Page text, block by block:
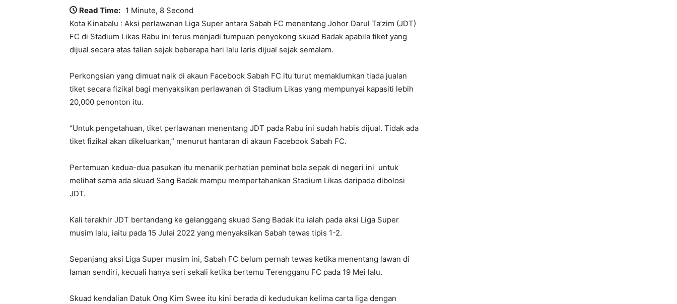
Read Time: 1 Minute, 8 Second
Kota Kinabalu : Aksi perlawanan Liga Super antara Sabah FC menentang Johor Darul Ta’zim (JDT)
FC di Stadium Likas Rabu ini terus menjadi tumpuan penyokong skuad Badak apabila tiket yang
dijual secara atas talian sejak beberapa hari lalu laris dijual sejak semalam.
Perkongsian yang dimuat naik di akaun Facebook Sabah FC itu turut memaklumkan tiada jualan
tiket secara fizikal bagi menyaksikan perlawanan di Stadium Likas yang mempunyai kapasiti lebih
20,000 penonton itu.
“Untuk pengetahuan, tiket perlawanan menentang JDT pada Rabu ini sudah habis dijual. Tidak ada
tiket fizikal akan dikeluarkan,” menurut hantaran di akaun Facebook Sabah FC.
Pertemuan kedua-dua pasukan itu menarik perhatian peminat bola sepak di negeri ini untuk
melihat sama ada skuad Sang Badak mampu mempertahankan Stadium Likas daripada dibolosi
JDT.
Kali terakhir JDT bertandang ke gelanggang skuad Sang Badak itu ialah pada aksi Liga Super
musim lalu, iaitu pada 15 Julai 2022 yang menyaksikan Sabah tewas tipis 1-2.
Sepanjang aksi Liga Super musim ini, Sabah FC belum pernah tewas ketika menentang lawan di
laman sendiri, kecuali hanya seri sekali ketika bertemu Terengganu FC pada 19 Mei lalu.
Skuad kendalian Datuk Ong Kim Swee itu kini berada di kedudukan kelima carta liga dengan